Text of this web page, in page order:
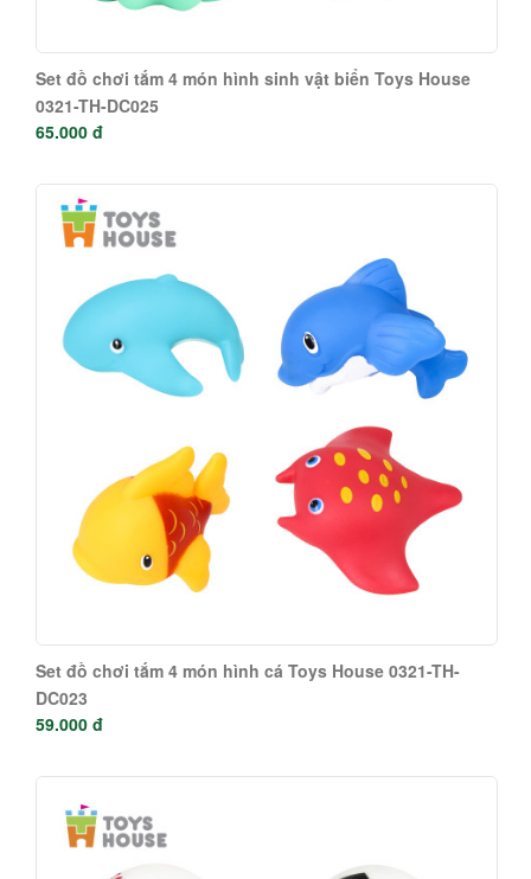
Set đồ chơi tắm 4 món hình sinh vật biển Toys House
0321-TH-DC025
65.000 đ
Set đồ chơi tắm 4 món hình cá Toys House 0321-TH-
DC023
59.000 đ